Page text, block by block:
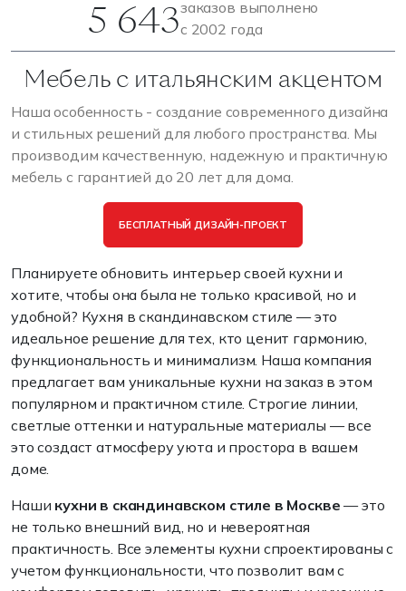
5 643заказов выполнено
с 2002 года
Мебель с итальянским акцентом
Наша особенность - создание современного дизайна
и стильных решений для любого пространства. Мы
производим качественную, надежную и практичную
мебель с гарантией до 20 лет для дома.
БЕСПЛАТНЫЙ ДИЗАЙН-ПРОЕКТ
Планируете обновить интерьер своей кухни и
хотите, чтобы она была не только красивой, но и
удобной? Кухня в скандинавском стиле — это
идеальное решение для тех, кто ценит гармонию,
функциональность и минимализм. Наша компания
предлагает вам уникальные кухни на заказ в этом
популярном и практичном стиле. Строгие линии,
светлые оттенки и натуральные материалы — все
это создаст атмосферу уюта и простора в вашем
доме.
Наши кухни в скандинавском стиле в Москве — это
не только внешний вид, но и невероятная
практичность. Все элементы кухни спроектированы с
учетом функциональности, что позволит вам с